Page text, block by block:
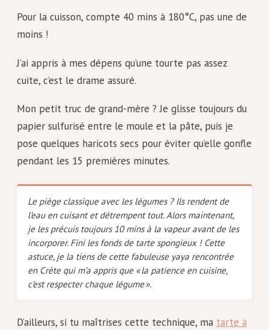
Pour la cuisson, compte 40 mins à 180°C, pas une de
moins !
J’ai appris à mes dépens qu’une tourte pas assez
cuite, c’est le drame assuré.
Mon petit truc de grand-mère ? Je glisse toujours du
papier sulfurisé entre le moule et la pâte, puis je
pose quelques haricots secs pour éviter qu’elle gonfle
pendant les 15 premières minutes.
Le piège classique avec les légumes ? Ils rendent de
l’eau en cuisant et détrempent tout. Alors maintenant,
je les précuis toujours 10 mins à la vapeur avant de les
incorporer. Fini les fonds de tarte spongieux ! Cette
astuce, je la tiens de cette fabuleuse yaya rencontrée
en Crète qui m’a appris que « la patience en cuisine,
c’est respecter chaque légume ».
D’ailleurs, si tu maîtrises cette technique, ma tarte à